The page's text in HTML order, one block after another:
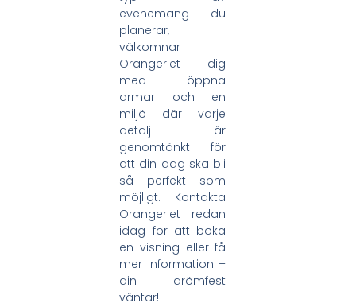
evenemang du
planerar,
välkomnar
Orangeriet dig
med öppna
armar och en
miljö där varje
detalj är
genomtänkt för
att din dag ska bli
så perfekt som
möjligt. Kontakta
Orangeriet redan
idag för att boka
en visning eller få
mer information –
din drömfest
väntar!